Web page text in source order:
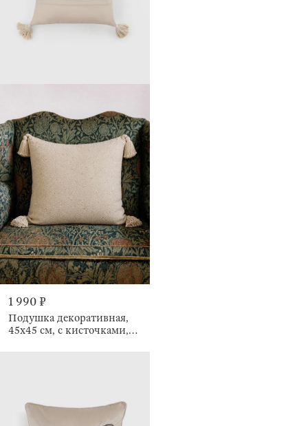
1 990 ₽
Подушка декоративная,
45х45 см, с кисточками,